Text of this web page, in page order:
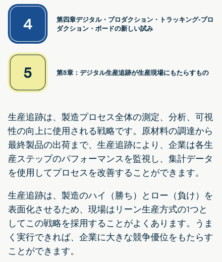
4
第四章デジタル・プロダクション・トラッキング-プロ
ダクション・ボードの新しい試み
5 第5章：デジタル生産追跡が生産現場にもたらすもの
生産追跡は、製造プロセス全体の測定、分析、可視
性の向上に使用される戦略です。原材料の調達から
最終製品の出荷まで、生産追跡により、企業は各生
産ステップのパフォーマンスを監視し、集計データ
を使用してプロセスを改善することができます。
生産追跡は、製造のハイ（勝ち）とロー（負け）を
表面化させるため、現場はリーン生産方式の1つと
してこの戦略を採用することがよくあります。うま
く実行できれば、企業に大きな競争優位をもたらす
ことができます。